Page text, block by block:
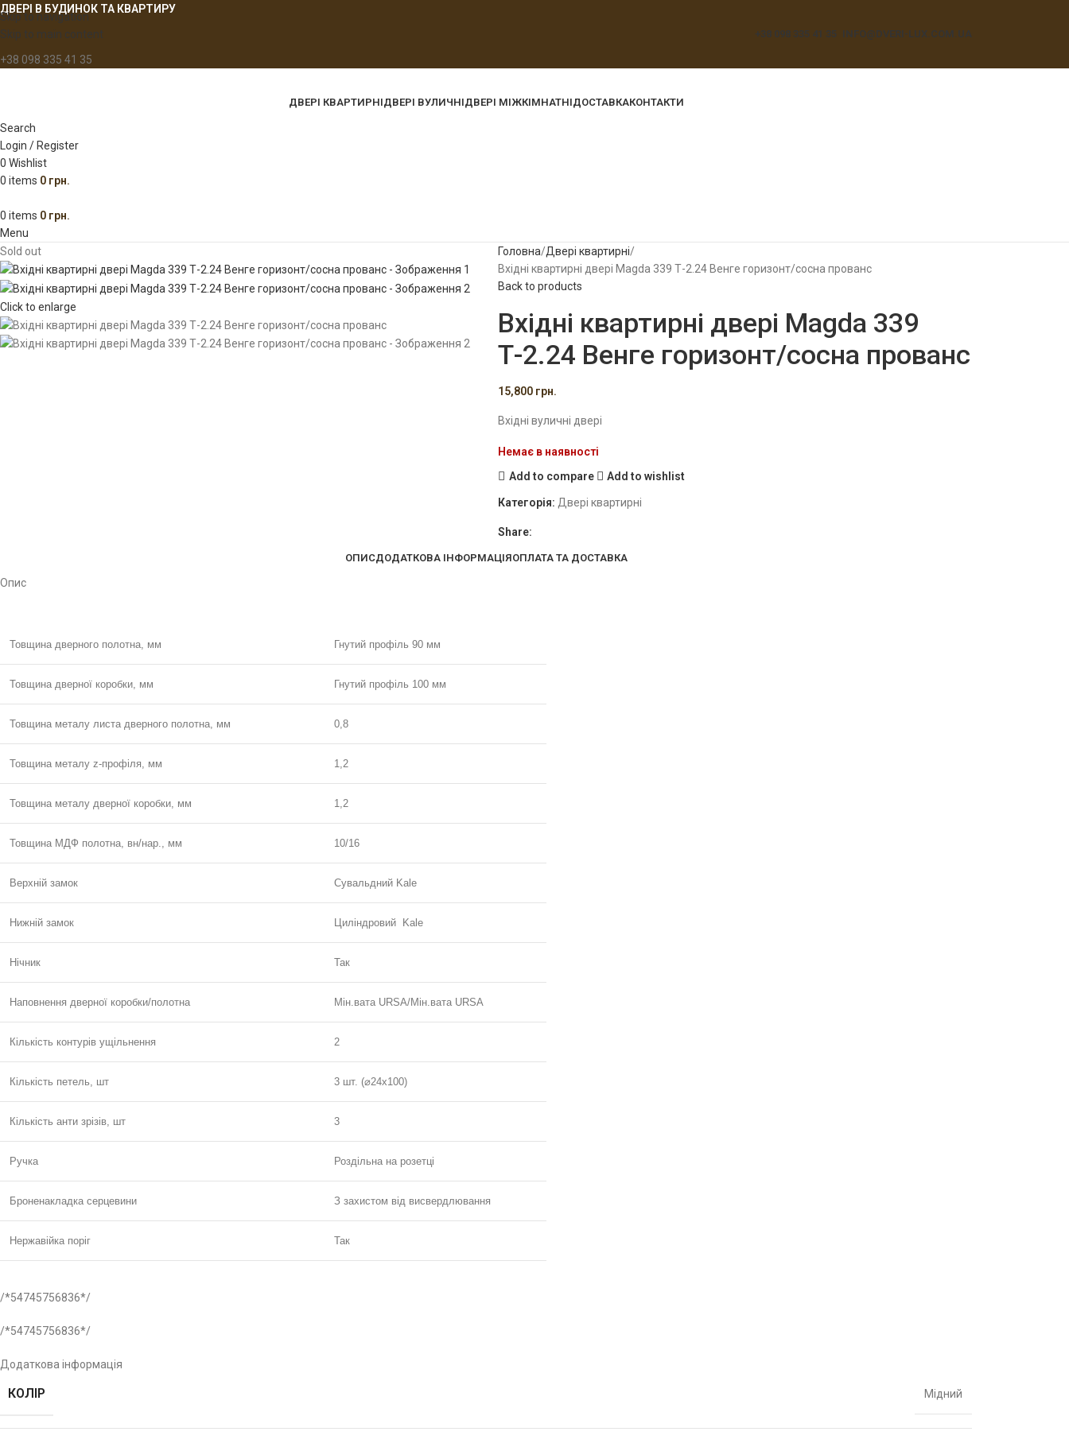
Skip to navigation
Skip to main content
ДВЕРІ В БУДИНОК ТА КВАРТИРУ
+38 098 335 41 35 INFO@DVERI-LUX.COM.UA
+38 098 335 41 35
ДВЕРІ КВАРТИРНІДВЕРІ ВУЛИЧНІДВЕРІ МІЖКІМНАТНІДОСТАВКАКОНТАКТИ
Search
Login / Register
0 Wishlist
0 items 0 грн.
0 items 0 грн.
Menu
Sold out
Click to enlarge
Головна Двері квартирні
Вхідні квартирні двері Magda 339 Т-2.24 Венге горизонт/сосна прованс
Back to products
Вхідні квартирні двері Magda 339
Т-2.24 Венге горизонт/сосна прованс
15,800 грн.
Вхідні вуличні двері
Немає в наявності
Add to compare
Add to wishlist
Категорія: Двері квартирні
Share:
ОПИСДОДАТКОВА ІНФОРМАЦІЯОПЛАТА ТА ДОСТАВКА
Опис
Товщина дверного полотна, мм Гнутий профіль 90 мм
Товщина дверної коробки, мм Гнутий профіль 100 мм
Товщина металу листа дверного полотна, мм 0,8
Товщина металу z-профіля, мм 1,2
Товщина металу дверної коробки, мм 1,2
Товщина МДФ полотна, вн/нар., мм 10/16
Верхній замок Сувальдний Kale
Нижній замок Циліндровий Kale
Нічник Так
Наповнення дверної коробки/полотна Мін.вата URSA/Мін.вата URSA
Кількість контурів ущільнення 2
Кількість петель, шт 3 шт. (⌀24х100)
Кількість анти зрізів, шт 3
Ручка Роздільна на розетці
Броненакладка серцевини З захистом від висвердлювання
Нержавійка поріг Так
/*54745756836*/
/*54745756836*/
Додаткова інформація
КОЛІР Мідний